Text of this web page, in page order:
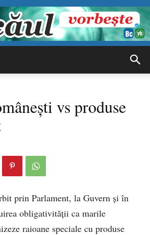
vorbeștevs produse
prin Parlament, la Guvern şi în
obligativităţii ca marile
raioane speciale cu produse